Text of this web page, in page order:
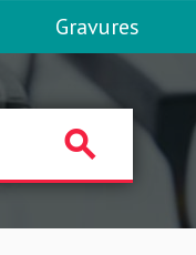
Gravures
search